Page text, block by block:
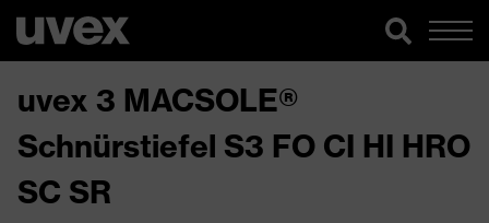
uvex 3 MACSOLE®
Schnürstiefel S3 FO CI HI HRO
SC SR